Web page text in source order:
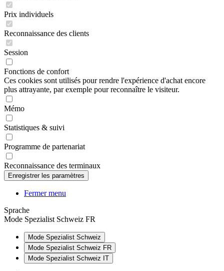
Prix individuels
Reconnaissance des clients
Session
Fonctions de confort
Ces cookies sont utilisés pour rendre l'expérience d'achat encore
plus attrayante, par exemple pour reconnaître le visiteur.
Mémo
Statistiques & suivi
Programme de partenariat
Reconnaissance des terminaux
Fermer menu
Sprache
Mode Spezialist Schweiz FR
Mode Spezialist Schweiz
Mode Spezialist Schweiz FR
Mode Spezialist Schweiz IT